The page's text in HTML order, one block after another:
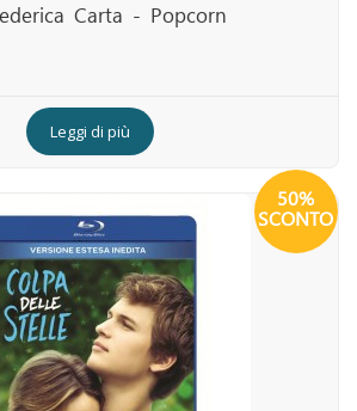
Carta - Popcorn
Leggi di più
50%
SCONTO